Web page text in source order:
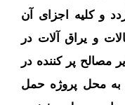
و کلیه اجزای آن
و یراق آلات در
مصالح پر کننده در
محل پروژه حمل